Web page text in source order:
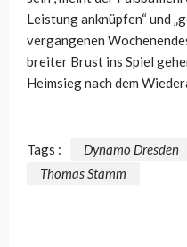
Leistung anknüpfen“ und
vergangenen
breiter Brust ins Spiel
Heimsieg nach dem
Tags : Dynamo Dresden
Thomas Stamm